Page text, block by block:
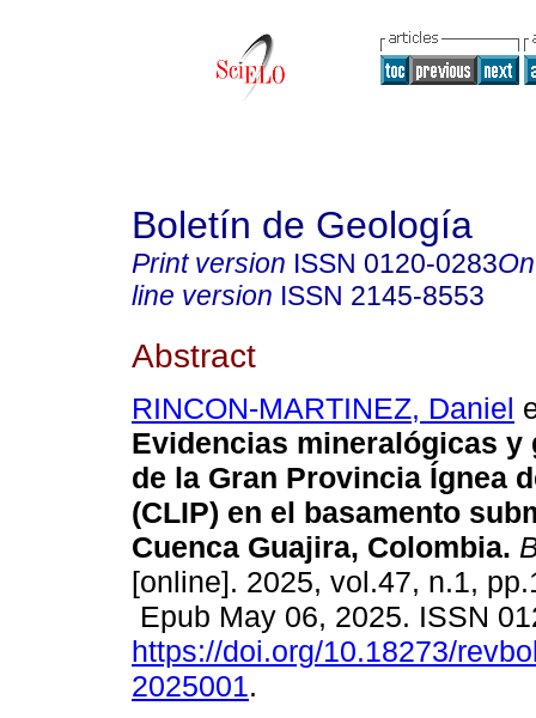
Boletín de Geología
Print version ISSN 0120-0283
line version ISSN 2145-8553
Abstract
RINCON-MARTINEZ, Daniel
Evidencias mineralógicas y
de la Gran Provincia Ígnea
(CLIP) en el basamento
Cuenca Guajira, Colombia.
[online]. 2025, vol.47, n.1,
Epub May 06, 2025. ISSN
https://doi.org/10.18273/
2025001.